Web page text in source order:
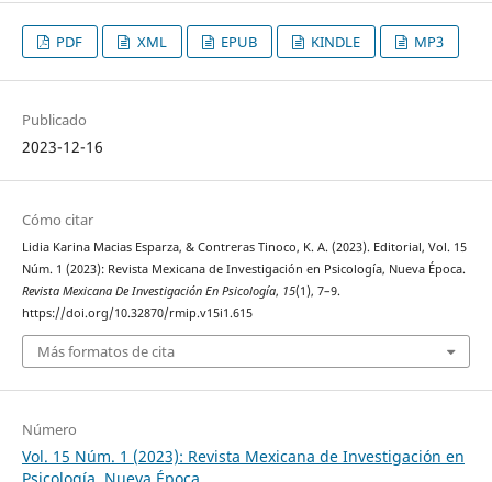
PDF XML EPUB KINDLE MP3
Publicado
2023-12-16
Cómo citar
Lidia Karina Macias Esparza, & Contreras Tinoco, K. A. (2023). Editorial, Vol. 15
Núm. 1 (2023): Revista Mexicana de Investigación en Psicología, Nueva Época.
Revista Mexicana De Investigación En Psicología, 15(1), 7–9.
https://doi.org/10.32870/rmip.v15i1.615
Más formatos de cita
Número
Vol. 15 Núm. 1 (2023): Revista Mexicana de Investigación en